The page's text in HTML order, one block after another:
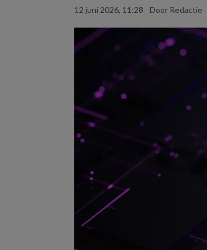
12 juni 2026, 11:28 Door Redactie